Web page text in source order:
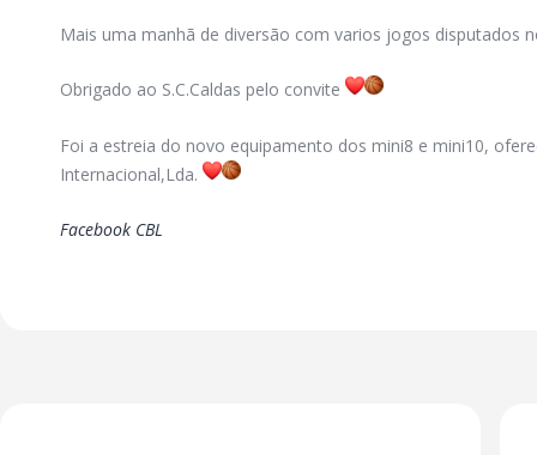
Mais uma manhã de diversão com varios jogos disputados
Obrigado ao S.C.Caldas pelo convite
Foi a estreia do novo equipamento dos mini8 e mini10,
Internacional,Lda.
Facebook CBL